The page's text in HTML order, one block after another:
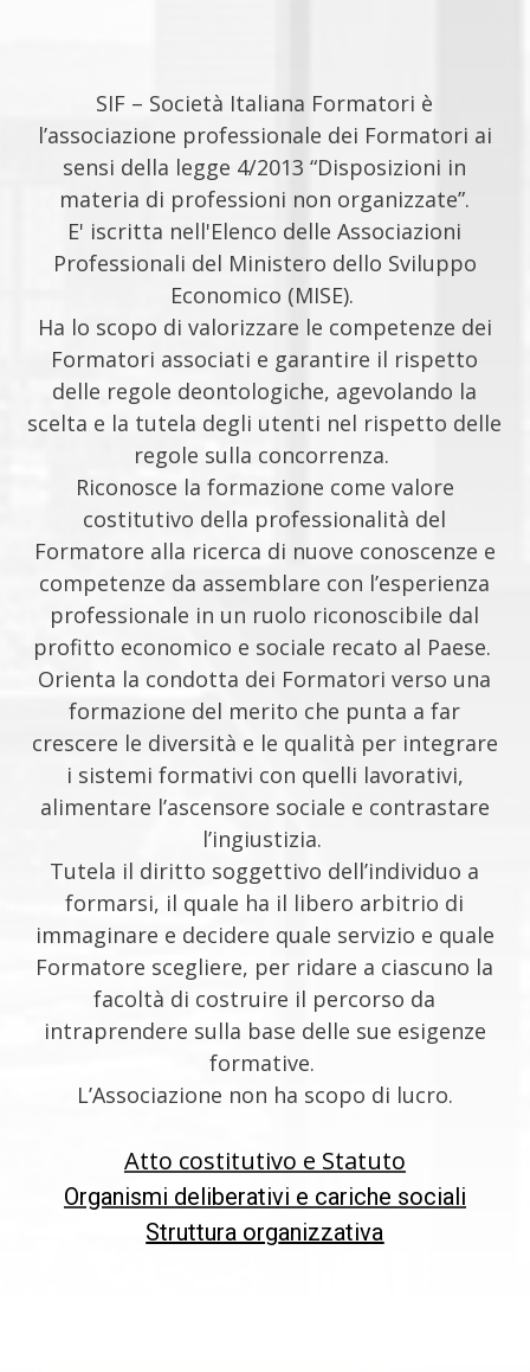
SIF – Società Italiana Formatori è
l’associazione professionale dei Formatori ai
sensi della legge 4/2013 “Disposizioni in
materia di professioni non organizzate”.
E' iscritta nell'Elenco delle Associazioni
Professionali del Ministero dello Sviluppo
Economico (MISE).
Ha lo scopo di valorizzare le competenze dei
Formatori associati e garantire il rispetto
delle regole deontologiche, agevolando la
scelta e la tutela degli utenti nel rispetto delle
regole sulla concorrenza.
Riconosce la formazione come valore
costitutivo della professionalità del
Formatore alla ricerca di nuove conoscenze e
competenze da assemblare con l’esperienza
professionale in un ruolo riconoscibile dal
profitto economico e sociale recato al Paese.
Orienta la condotta dei Formatori verso una
formazione del merito che punta a far
crescere le diversità e le qualità per integrare
i sistemi formativi con quelli lavorativi,
alimentare l’ascensore sociale e contrastare
l’ingiustizia.
Tutela il diritto soggettivo dell’individuo a
formarsi, il quale ha il libero arbitrio di
immaginare e decidere quale servizio e quale
Formatore scegliere, per ridare a ciascuno la
facoltà di costruire il percorso da
intraprendere sulla base delle sue esigenze
formative.
L’Associazione non ha scopo di lucro.
Atto costitutivo e Statuto
Organismi deliberativi e cariche sociali
Struttura organizzativa